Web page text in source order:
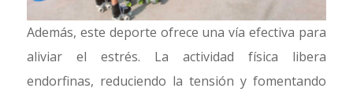
Además, este deporte ofrece una vía efectiva para
aliviar el estrés. La actividad física libera
endorfinas, reduciendo la tensión y fomentando